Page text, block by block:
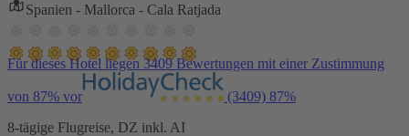
Spanien - Mallorca - Cala Ratjada
Für dieses Hotel liegen 3409 Bewertungen mit einer Zustimmung
von 87% vor (3409) 87%
8-tägige Flugreise, DZ inkl. AI